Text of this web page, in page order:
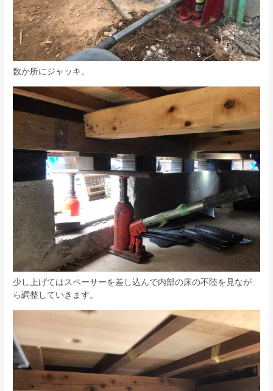
数か所にジャッキ。
少し上げてはスペーサーを差し込んで内部の床の不陸を見なが
ら調整していきます。